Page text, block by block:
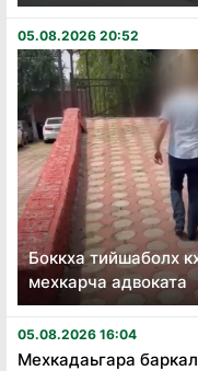
05.08.2026 20:52
Боккха тийшаболх
мехкарча адвоката
05.08.2026 16:04
Мехкадаьгара